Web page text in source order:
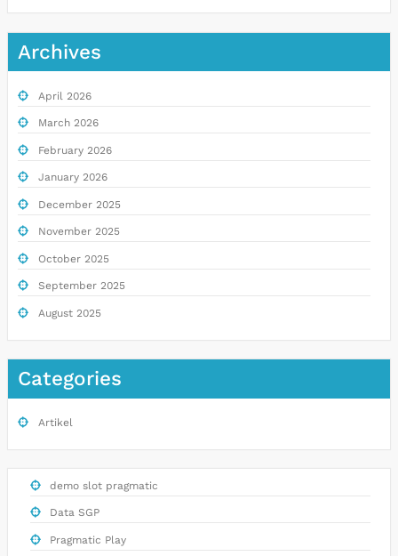
Archives
April 2026
March 2026
February 2026
January 2026
December 2025
November 2025
October 2025
September 2025
August 2025
Categories
Artikel
demo slot pragmatic
Data SGP
Pragmatic Play